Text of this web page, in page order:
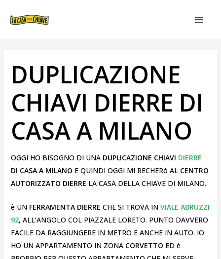
DUPLICAZIONE
CHIAVI DIERRE DI
CASA A MILANO
OGGI HO BISOGNO DI UNA DUPLICAZIONE CHIAVI DIERRE
DI CASA A MILANO E QUINDI OGGI MI RECHERò ALCENTRO
AUTORIZZATO DIERRE LA CASA DELLA CHIAVE DI MILANO.
è UN FERRAMENTA DIERRE CHE SI TROVA INVIALE ABRUZZI
92, ALL’ANGOLO COL PIAZZALE LORETO. PUNTO DAVVERO
FACILE DA RAGGIUNGERE IN METRO E ANCHE IN AUTO. IO
HO UN APPARTAMENTO IN ZONA CORVETTO ED è
ARTICOLI